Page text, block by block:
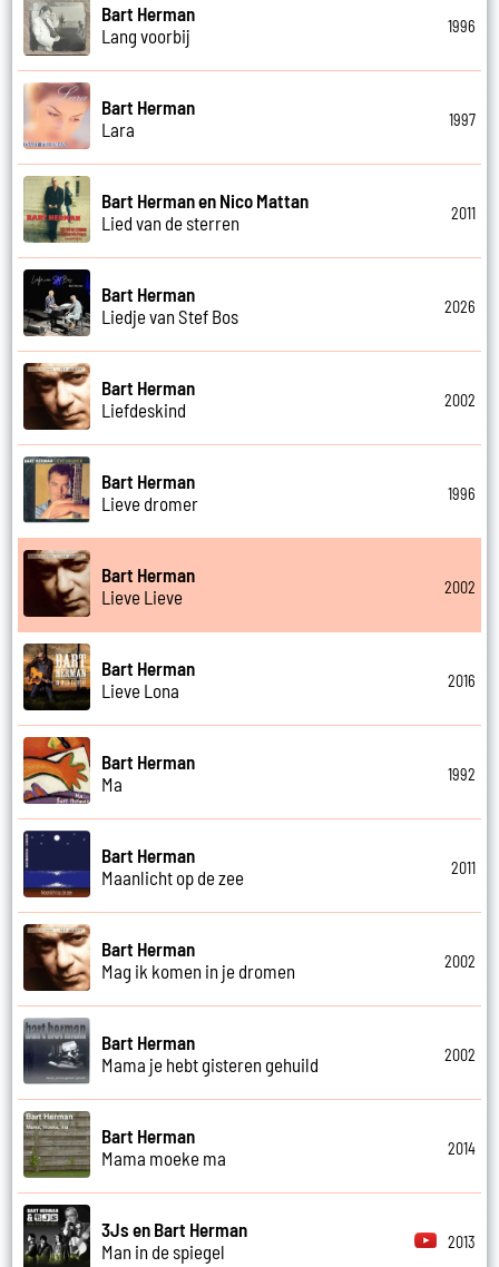
Bart Herman
Lang voorbij
1996
Bart Herman
Lara
1997
Bart Herman en Nico Mattan
Lied van de sterren
2011
Bart Herman
Liedje van Stef Bos
2026
Bart Herman
Liefdeskind
2002
Bart Herman
Lieve dromer
1996
Bart Herman
Lieve Lieve
2002
Bart Herman
Lieve Lona
2016
Bart Herman
Ma
1992
Bart Herman
Maanlicht op de zee
2011
Bart Herman
Mag ik komen in je dromen
2002
Bart Herman
Mama je hebt gisteren gehuild
2002
Bart Herman
Mama moeke ma
2014
3Js en Bart Herman
Man in de spiegel
2013